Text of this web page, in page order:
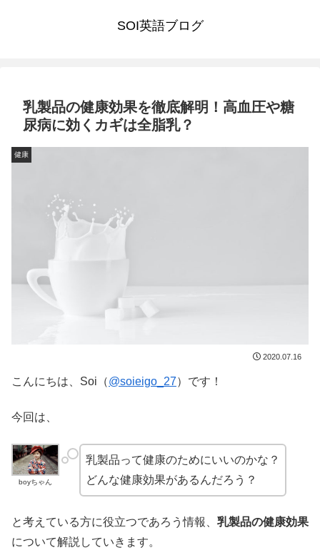
SOI英語ブログ
乳製品の健康効果を徹底解明！高血圧や糖
尿病に効くカギは全脂乳？
健康
2020.07.16
こんにちは、Soi（@soieigo_27）です！
今回は、
boyちゃん
乳製品って健康のためにいいのかな？
どんな健康効果があるんだろう？
と考えている方に役立つであろう情報、 乳製品の健康効果
について解説していきます。